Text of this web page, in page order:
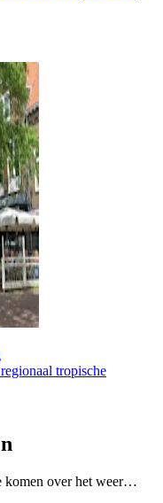
tropische
komen over het weer…